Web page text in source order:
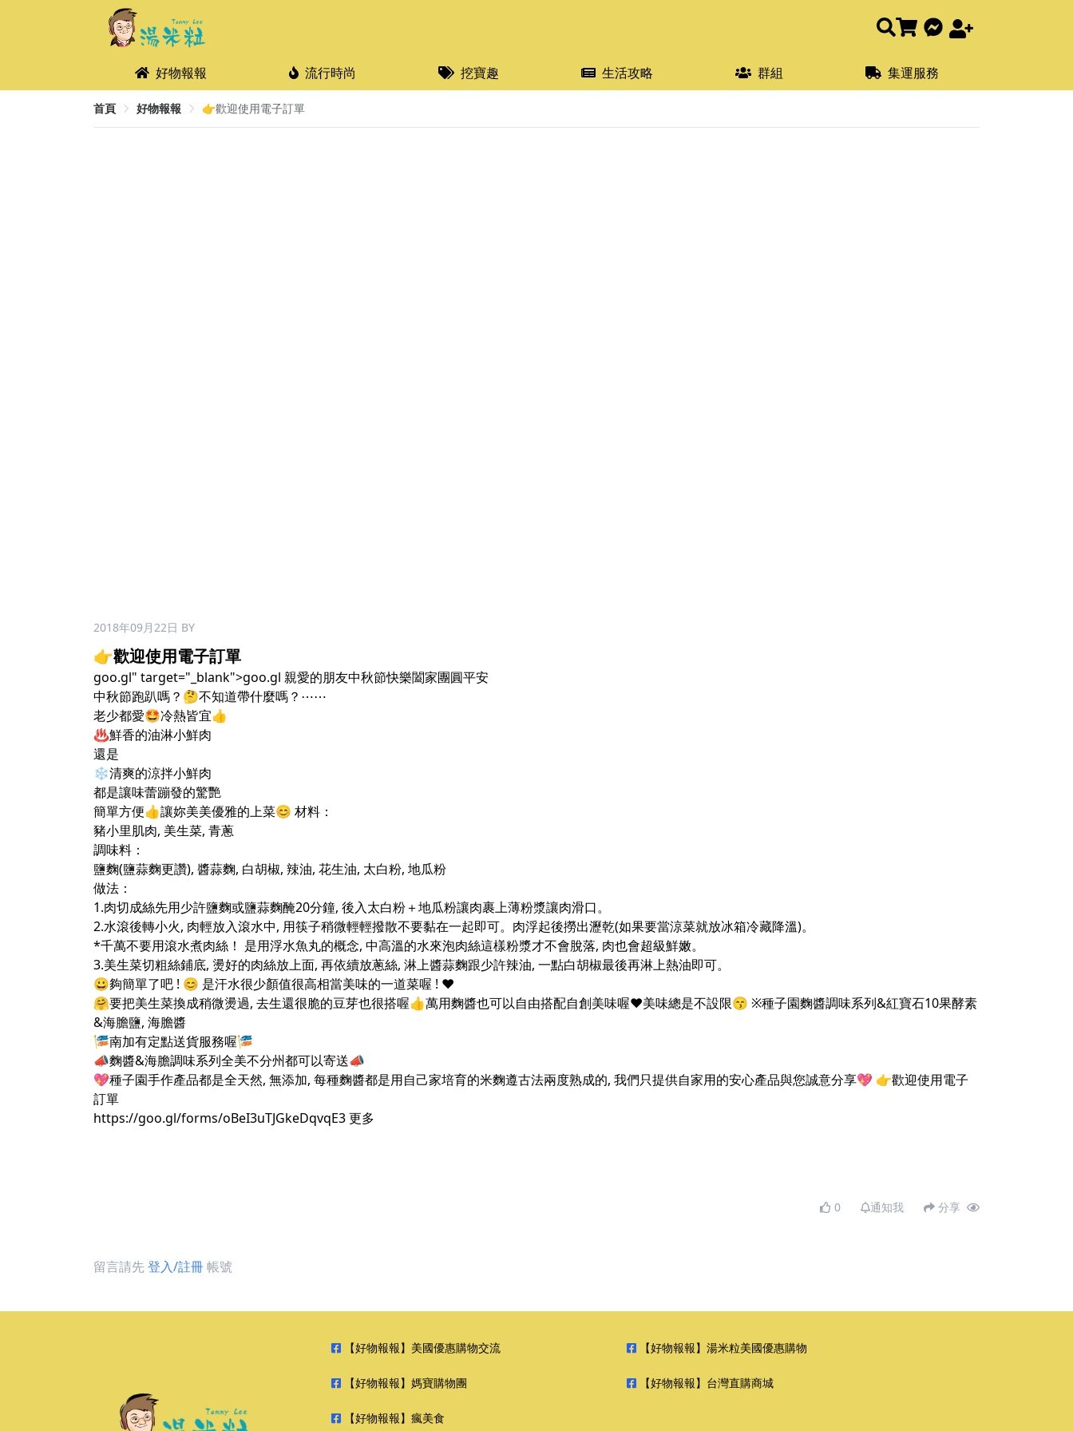
好物報報 流行時尚 挖寶趣 生活攻略 群組 集運服務
首頁 好物報報 👉歡迎使用電子訂單
2018年09月22日 BY
👉歡迎使用電子訂單
goo.gl" target="_blank">goo.gl 親愛的朋友中秋節快樂闔家團圓平安
中秋節跑趴嗎？🤔不知道帶什麼嗎？⋯⋯
老少都愛🤩冷熱皆宜👍
♨️鮮香的油淋小鮮肉
還是
❄️清爽的涼拌小鮮肉
都是讓味蕾蹦發的驚艷
簡單方便👍讓妳美美優雅的上菜😊 材料：
豬小里肌肉, 美生菜, 青蔥
調味料：
鹽麴(鹽蒜麴更讚), 醬蒜麴, 白胡椒, 辣油, 花生油, 太白粉, 地瓜粉
做法：
1.肉切成絲先用少許鹽麴或鹽蒜麴醃20分鐘, 後入太白粉＋地瓜粉讓肉裹上薄粉漿讓肉滑口。
2.水滾後轉小火, 肉輕放入滾水中, 用筷子稍微輕輕撥散不要黏在一起即可。肉浮起後撈出瀝乾(如果要當涼菜就放冰箱冷藏降溫)。
*千萬不要用滾水煮肉絲！ 是用浮水魚丸的概念, 中高溫的水來泡肉絲這樣粉漿才不會脫落, 肉也會超級鮮嫩。
3.美生菜切粗絲鋪底, 燙好的肉絲放上面, 再依續放蔥絲, 淋上醬蒜麴跟少許辣油, 一點白胡椒最後再淋上熱油即可。
😀夠簡單了吧 ! 😊 是汗水很少顏值很高相當美味的一道菜喔 ! ❤️
🤗要把美生菜換成稍微燙過, 去生還很脆的豆芽也很搭喔👍萬用麴醬也可以自由搭配自創美味喔❤️美味總是不設限😙 ※種子園麴醬調味系列&紅寶石10果酵素
&海膽鹽, 海膽醬
🎏南加有定點送貨服務喔🎏
📣麴醬&海膽調味系列全美不分州都可以寄送📣
💖種子園手作產品都是全天然, 無添加, 每種麴醬都是用自己家培育的米麴遵古法兩度熟成的, 我們只提供自家用的安心產品與您誠意分享💖 👉歡迎使用電子
訂單
https://goo.gl/forms/oBeI3uTJGkeDqvqE3 更多
0 通知我 分享
留言請先登入/註冊帳號
【好物報報】美國優惠購物交流 【好物報報】湯米粒美國優惠購物
【好物報報】媽寶購物團 【好物報報】台灣直購商城
【好物報報】瘋美食